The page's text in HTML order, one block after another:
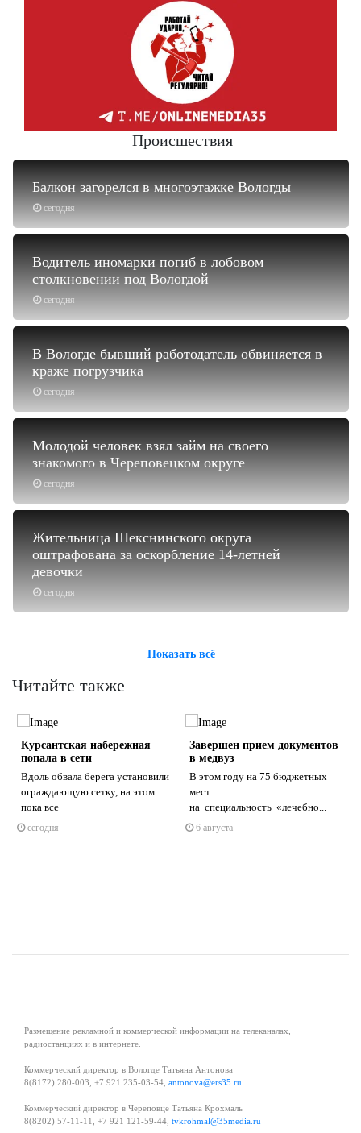
Происшествия
сегодня
Балкон загорелся в многоэтажке Вологды
сегодня
Водитель иномарки погиб в лобовом
столкновении под Вологдой
сегодня
В Вологде бывший работодатель обвиняется в
краже погрузчика
сегодня
Молодой человек взял займ на своего
знакомого в Череповецком округе
сегодня
Жительница Шекснинского округа
оштрафована за оскорбление 14-летней
девочки
Показать всё
Читайте также
Курсантская набережная
попала в сети
Вдоль обвала берега установили
ограждающую сетку, на этом
пока все
сегодня
Завершен прием документов
в медвуз
В этом году на 75 бюджетных
мест
на специальность «лечебно...
6 августа
Размещение рекламной и коммерческой информации на телеканалах,
радиостанциях и в интернете.
Коммерческий директор в Вологде Татьяна Антонова
8(8172) 280-003, +7 921 235-03-54, antonova@ers35.ru
Коммерческий директор в Череповце Татьяна Крохмаль
8(8202) 57-11-11, +7 921 121-59-44, tvkrohmal@35media.ru